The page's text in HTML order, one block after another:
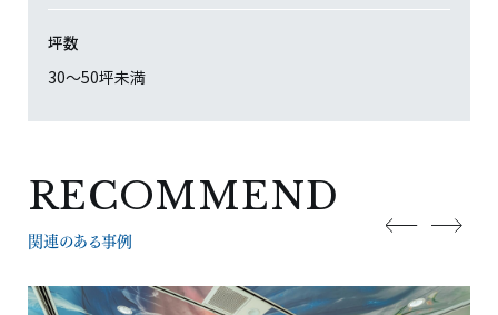
坪数
30〜50坪未満
RECOMMEND
関連のある事例